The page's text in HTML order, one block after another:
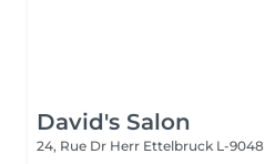
David's Salon
24, Rue Dr Herr Ettelbruck L-9048